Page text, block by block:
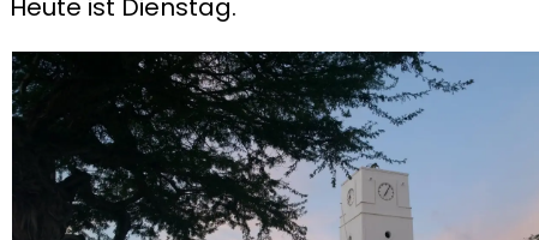
Heute ist Dienstag.